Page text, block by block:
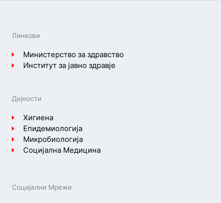
Линкови
Министерство за здравство
Институт за јавно здравје
Дејности
Хигиена
Епидемиологија
Микробиологија
Социјална Медицина
Социјални Мрежи